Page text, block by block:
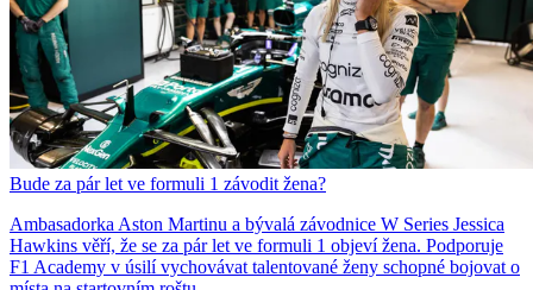
Bude za pár let ve formuli 1 závodit žena?
Ambasadorka Aston Martinu a bývalá závodnice W Series Jessica
Hawkins věří, že se za pár let ve formuli 1 objeví žena. Podporuje
F1 Academy v úsilí vychovávat talentované ženy schopné bojovat o